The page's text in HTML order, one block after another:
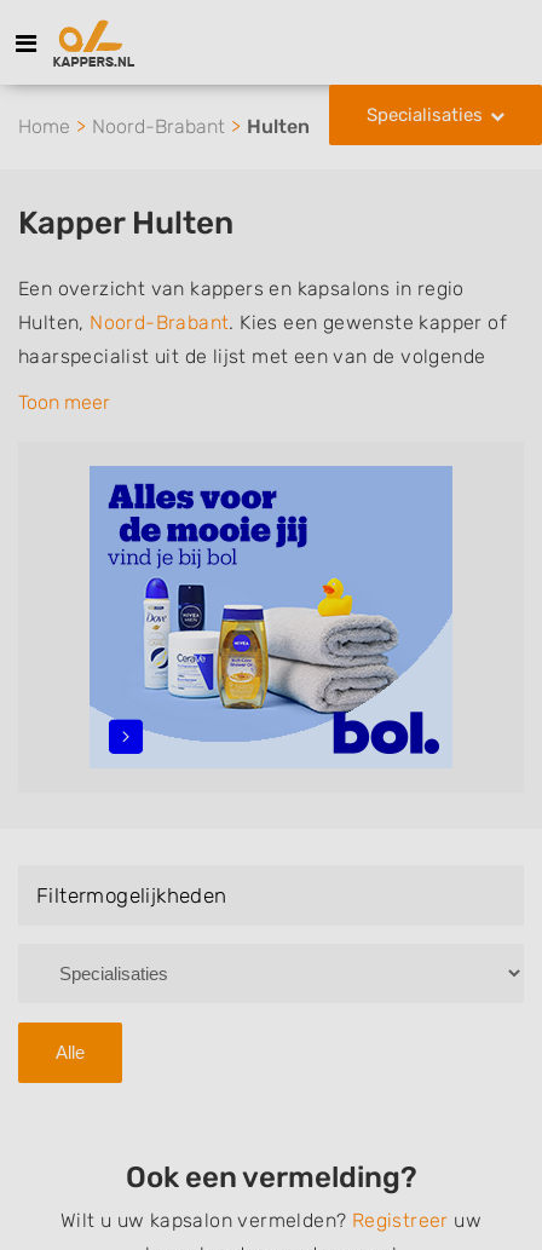
Specialisaties
Home Noord-Brabant Hulten
Kapper Hulten
Een overzicht van kappers en kapsalons in regio
Hulten, Noord-Brabant. Kies een gewenste kapper of
haarspecialist uit de lijst met een van de volgende
specialisaties of aantekeningen: mannen of
zonder afspraak terecht kunt. De vermelde kappers
kunnen uw haren wassen, knippen, föhnen en kleuren,
maar ook helpen met extensions, balyage, invlechten,
opsteken, weave, een keratinebehandeling, een
permanent, een bruidkapsel, make-up & visagie,
epileren, schoonheidsbehandelingen, het trimmen van
een baard en pruiken. U kunt de zoekresultaten
filteren met behulp van de specialisatie filter en u
Toon meer
Filtermogelijkheden
Alle
Ook een vermelding?
Wilt u uw kapsalon vermelden? Registreer uw